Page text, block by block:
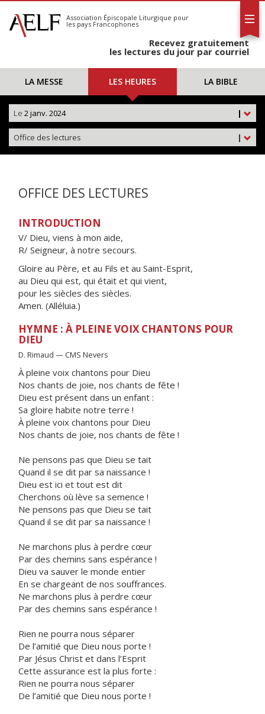
S'abonner
Calendrier
Association Épiscopale Liturgique pour
les pays Francophones
Recevez gratuitement
les lectures du jour par courriel
LA MESSE LES HEURES LA BIBLE
|
Le 2 janv. 2024
|
Office des lectures
OFFICE DES LECTURES
INTRODUCTION
V/ Dieu, viens à mon aide,
R/ Seigneur, à notre secours.
Gloire au Père, et au Fils et au Saint-Esprit,
au Dieu qui est, qui était et qui vient,
pour les siècles des siècles.
Amen. (Alléluia.)
HYMNE : À PLEINE VOIX CHANTONS POUR
DIEU
D. Rimaud — CMS Nevers
À pleine voix chantons pour Dieu
Nos chants de joie, nos chants de fête !
Dieu est présent dans un enfant :
Sa gloire habite notre terre !
À pleine voix chantons pour Dieu
Nos chants de joie, nos chants de fête !
Ne pensons pas que Dieu se tait
Quand il se dit par sa naissance !
Dieu est ici et tout est dit
Cherchons où lève sa semence !
Ne pensons pas que Dieu se tait
Quand il se dit par sa naissance !
Ne marchons plus à perdre cœur
Par des chemins sans espérance !
Dieu va sauver le monde entier
En se chargeant de nos souffrances.
Ne marchons plus à perdre cœur
Par des chemins sans espérance !
Rien ne pourra nous séparer
De l’amitié que Dieu nous porte !
Par Jésus Christ et dans l’Esprit
Cette assurance est la plus forte :
Rien ne pourra nous séparer
De l’amitié que Dieu nous porte !